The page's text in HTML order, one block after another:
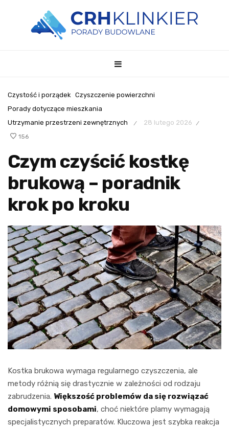
Czystość i porządek Czyszczenie powierzchni
Porady dotyczące mieszkania
Utrzymanie przestrzeni zewnętrznych
/ 28 lutego 2026 /
156
Czym czyścić kostkę
brukową – poradnik
krok po kroku
Kostka brukowa wymaga regularnego czyszczenia, ale
metody różnią się drastycznie w zależności od rodzaju
zabrudzenia. Większość problemów da się rozwiązać
domowymi sposobami, choć niektóre plamy wymagają
specjalistycznych preparatów. Kluczowa jest szybka reakcja